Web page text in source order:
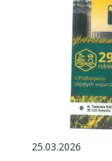
25.03.2026